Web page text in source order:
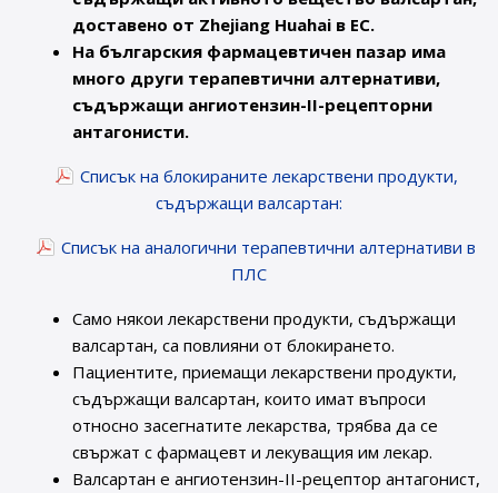
доставено от Zhejiang Huahai в ЕС.
На българския фармацевтичен пазар има
много други терапевтични алтернативи,
съдържащи ангиотензин-II-рецепторни
антагонисти.
Списък на блокираните лекарствени продукти,
съдържащи валсартан:
Списък на аналогични терапевтични алтернативи в
ПЛС
Само някои лекарствени продукти, съдържащи
валсартан, са повлияни от блокирането.
Пациентите, приемащи лекарствени продукти,
съдържащи валсартан, които имат въпроси
относно засегнатите лекарства, трябва да се
свържат с фармацевт и лекуващия им лекар.
Валсартан е ангиотензин-II-рецептор антагонист,